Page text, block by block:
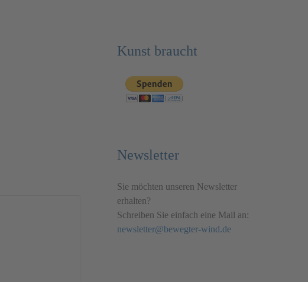
Kunst braucht
Newsletter
Sie möchten unseren Newsletter
erhalten?
Schreiben Sie einfach eine Mail an:
newsletter@bewegter-wind.de